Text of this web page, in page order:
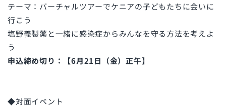
テーマ：バーチャルツアーでケニアの子どもたちに会いに
行こう
塩野義製薬と一緒に感染症からみんなを守る方法を考えよ
う
申込締め切り：【6月21日（金）正午】
◆対面イベント